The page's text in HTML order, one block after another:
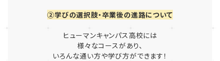
②学びの選択肢・卒業後の進路について
ヒューマンキャンパス高校には
様々なコースがあり、
いろんな通い方や学び方ができます！